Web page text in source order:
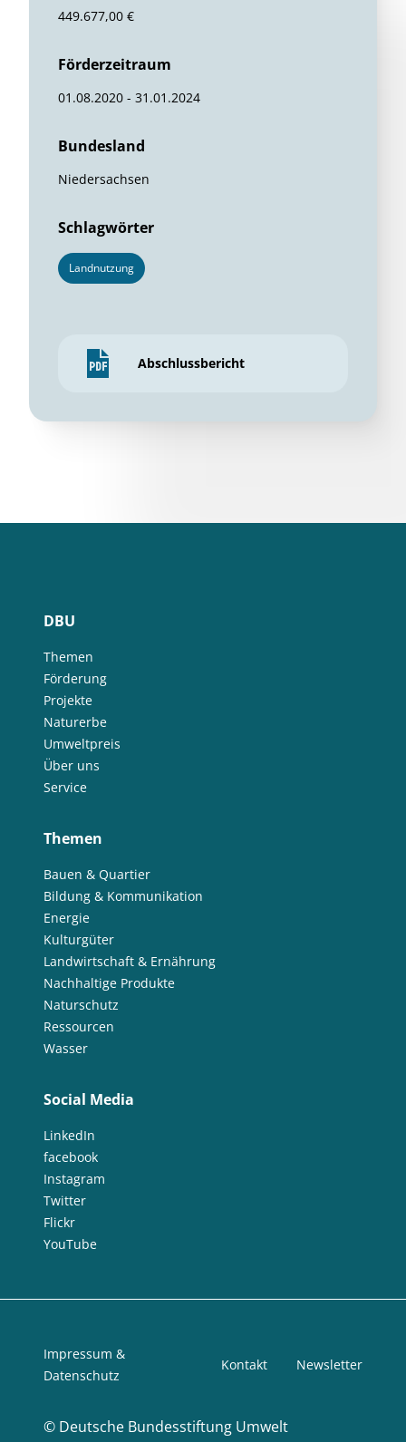
449.677,00 €
Förderzeitraum
01.08.2020 - 31.01.2024
Bundesland
Niedersachsen
Schlagwörter
Landnutzung
Abschlussbericht
DBU
Themen
Förderung
Projekte
Naturerbe
Umweltpreis
Über uns
Service
Themen
Bauen & Quartier
Bildung & Kommunikation
Energie
Kulturgüter
Landwirtschaft & Ernährung
Nachhaltige Produkte
Naturschutz
Ressourcen
Wasser
Social Media
LinkedIn
facebook
Instagram
Twitter
Flickr
YouTube
© Deutsche Bundesstiftung Umwelt
Impressum &
Datenschutz
Kontakt Newsletter